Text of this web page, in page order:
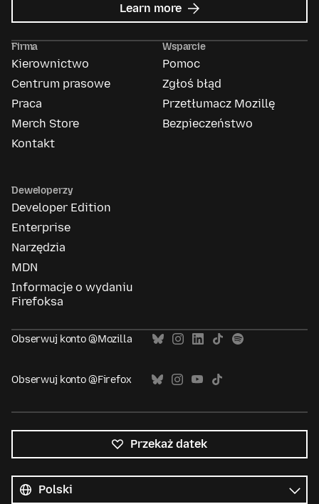
Learn more about
Mozilla
Firma
Kierownictwo
Centrum prasowe
Praca
Merch Store
Kontakt
Wsparcie
Pomoc
Zgłoś błąd
Przetłumacz Mozillę
Bezpieczeństwo
Deweloperzy
Developer Edition
Enterprise
Narzędzia
MDN
Informacje o wydaniu
Firefoksa
Obserwuj konto @Mozilla
Obserwuj konto @Firefox
Przekaż datek
języki
Język